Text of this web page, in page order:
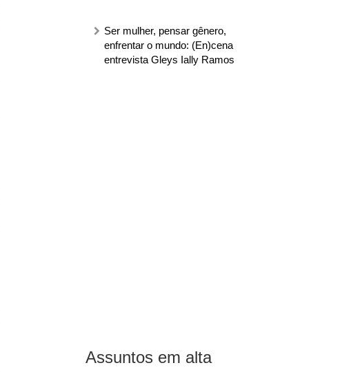
Ser mulher, pensar gênero,
enfrentar o mundo: (En)cena
entrevista Gleys Ially Ramos
Assuntos em alta